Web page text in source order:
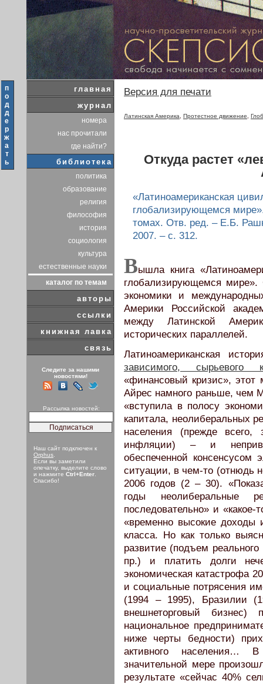
п
о
д
д
е
р
ж
а
т
ь
главная
журнал
номера
нас прочитали
где найти?
библиотека
политика
образование
религия
философия
история
социология
культура
естественные науки
каталог по темам
авторы
ссылки
книжная лавка
связь
Следите за нашими
новостями!
Рассылка новостей:
Наш сайт подключен к
Orphus
Если вы заметили
опечатку, выделите слово
и нажмите Ctrl+Enter
Спасибо!
Версия для печати
Латинская Америка Протестное движение
Откуда растет
«Латиноамериканская
глобализирующемся
томах. Отв. ред. – Е.Б.
2007. – с. 312.
Вышла книга
глобализирующемся мире».
экономики и
Америки Российской
между Латинской
исторических параллелей.
Латиноамериканская
зависимого, сырьевого
«финансовый кризис», этот
Айрес намного раньше, чем
«вступила в полосу
капитала, неолиберальных
населения (прежде
инфляции) – и
обеспеченной
ситуации, в чем-то (отнюдь
2006 годов (2 – 30).
годы неолиберальные
последовательно» и
«временно высокие доходы
класса. Но как только
развитие (подъем реального
пр.) и платить долги
экономическая катастрофа
и социальные потрясения
(1994 – 1995), Бразилии
внешнеторговый бизнес)
национальное
ниже черты бедности)
активного населения…
значительной мере
результате «сейчас 40%